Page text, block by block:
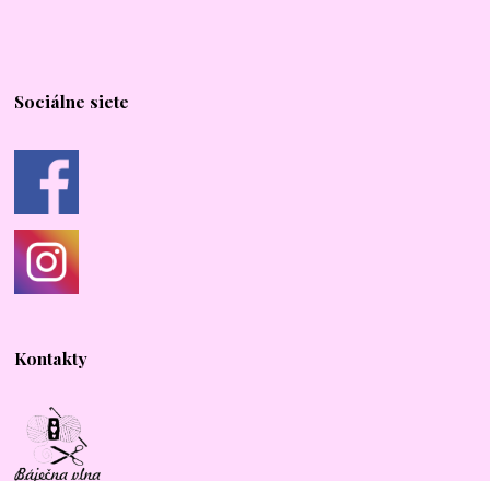
Sociálne siete
Kontakty